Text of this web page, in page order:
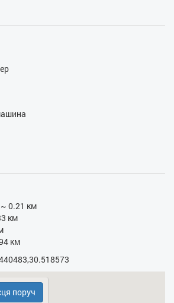
Розміщення з тваринами:ні
дошка
0.21 км
км
км
поруч